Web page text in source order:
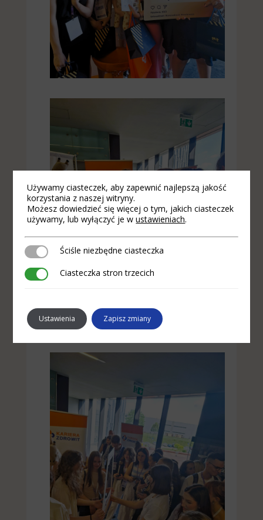
Używamy ciasteczek, aby zapewnić najlepszą jakość
korzystania z naszej witryny.
Możesz dowiedzieć się więcej o tym, jakich ciasteczek
używamy, lub wyłączyć je wustawieniach.
Ściśle niezbędne ciasteczka
Ściśle niezbędne ciasteczka
Ciasteczka stron trzecich
Ciasteczka stron trzecich
Ustawienia Zapisz zmiany